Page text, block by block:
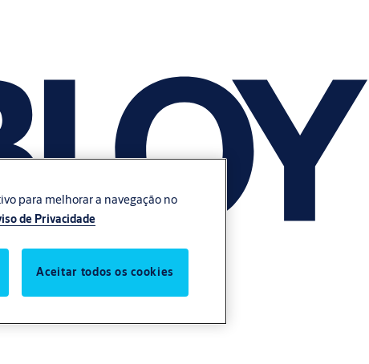
para melhorar a navegação no
de Privacidade
Aceitar todos os cookies